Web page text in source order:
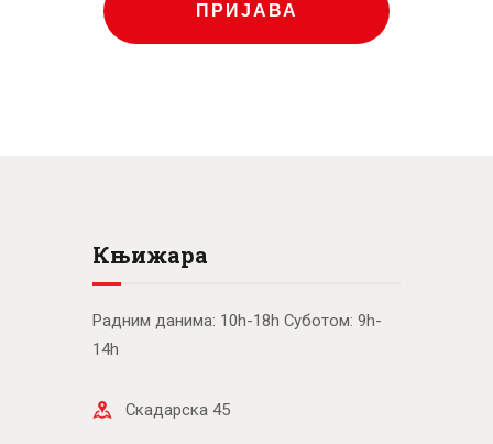
ПРИЈАВА
Књижара
Радним данима: 10h-18h Суботом: 9h-
14h
Скадарска 45